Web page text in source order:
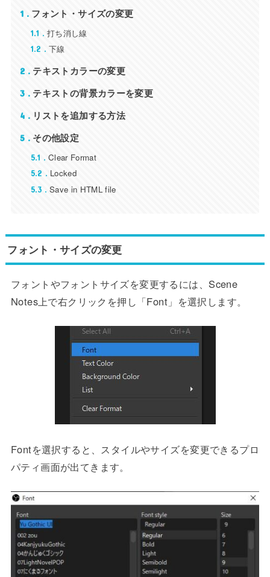
1 フォント・サイズの変更
1.1 打ち消し線
1.2 下線
2 テキストカラーの変更
3 テキストの背景カラーを変更
4 リストを追加する方法
5 その他設定
5.1 Clear Format
5.2 Locked
5.3 Save in HTML file
フォント・サイズの変更
フォントやフォントサイズを変更するには、Scene
Notes上で右クリックを押し「Font」を選択します。
Fontを選択すると、スタイルやサイズを変更できるプロ
パティ画面が出てきます。